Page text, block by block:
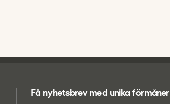
Få nyhetsbrev med unika förmåner